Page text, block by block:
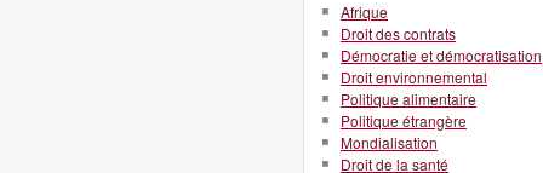
Afrique
Droit des contrats
Démocratie et démocratisation
Droit environnemental
Politique alimentaire
Politique étrangère
Mondialisation
Droit de la santé